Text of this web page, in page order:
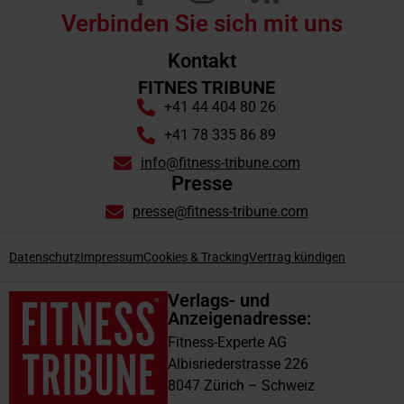
Verlags- und
Anzeigenadresse:
Fitness-Experte AG
Albisriederstrasse 226
8047 Zürich – Schweiz
Kontakt
FITNES TRIBUNE
+41 44 404 80 26
+41 78 335 86 89
info@fitness-tribune.com
Presse
presse@fitness-tribune.com
Verbinden Sie sich mit uns
DatenschutzImpressumCookies & TrackingVertrag kündigen